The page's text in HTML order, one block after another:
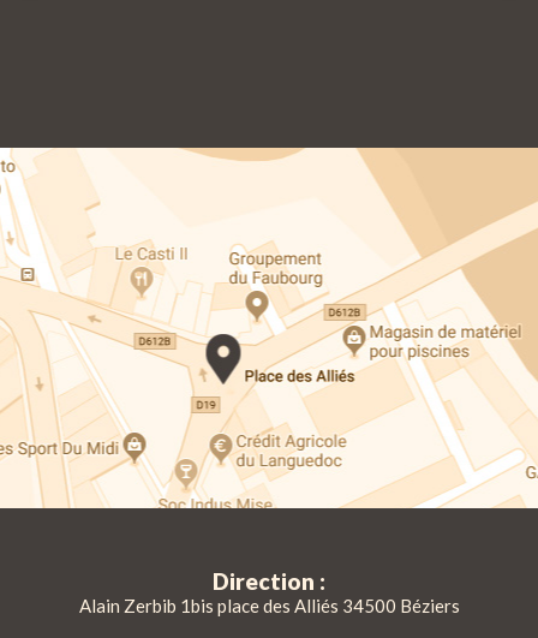
Direction :
Alain Zerbib 1bis place des Alliés 34500 Béziers